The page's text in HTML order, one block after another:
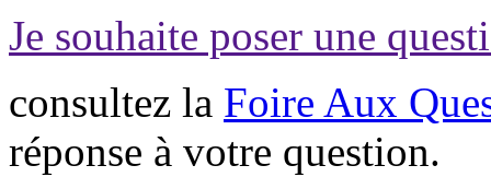
Je souhaite poser une
consultez la Foire Aux
réponse à votre question.